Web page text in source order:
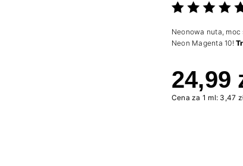
Neonowa nuta,
Neon Magenta 10!
24,99
Cena za 1 ml: 3,47